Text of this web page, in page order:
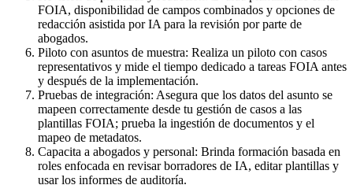
FOIA, disponibilidad de campos combinados y opciones de
redacción asistida por IA para la revisión por parte de
abogados.
Piloto con asuntos de muestra: Realiza un piloto con casos
representativos y mide el tiempo dedicado a tareas FOIA antes
y después de la implementación.
Pruebas de integración: Asegura que los datos del asunto se
mapeen correctamente desde tu gestión de casos a las
plantillas FOIA; prueba la ingestión de documentos y el
mapeo de metadatos.
Capacita a abogados y personal: Brinda formación basada en
roles enfocada en revisar borradores de IA, editar plantillas y
usar los informes de auditoría.